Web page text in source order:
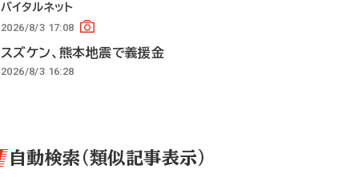
バイタルネット
2026/8/3 17:08
スズケン、熊本地震で義援金
2026/8/3 16:28
自動検索（類似記事表示）